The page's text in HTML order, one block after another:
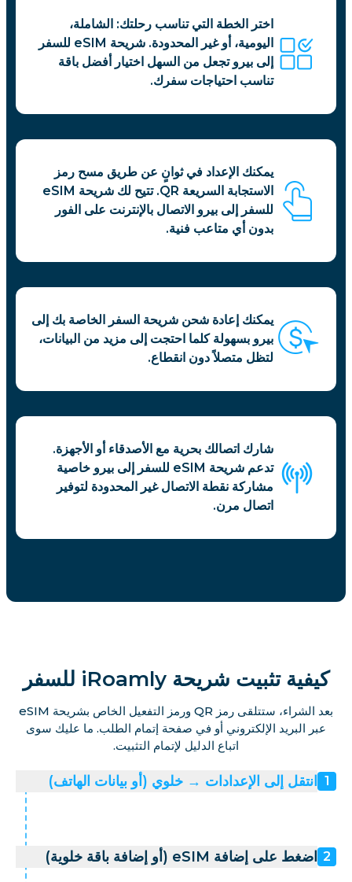
اختر الخطة التي تناسب رحلتك: الشاملة،
اليومية، أو غير المحدودة. شريحة eSIM للسفر
إلى بيرو تجعل من السهل اختيار أفضل باقة
تناسب احتياجات سفرك.
يمكنك الإعداد في ثوانٍ عن طريق مسح رمز
الاستجابة السريعة QR. تتيح لك شريحة eSIM
للسفر إلى بيرو الاتصال بالإنترنت على الفور
بدون أي متاعب فنية.
يمكنك إعادة شحن شريحة السفر الخاصة بك إلى
بيرو بسهولة كلما احتجت إلى مزيد من البيانات،
لتظل متصلاً دون انقطاع.
شارك اتصالك بحرية مع الأصدقاء أو الأجهزة.
تدعم شريحة eSIM للسفر إلى بيرو خاصية
مشاركة نقطة الاتصال غير المحدودة لتوفير
اتصال مرن.
كيفية تثبيت شريحة iRoamly للسفر
بعد الشراء، ستتلقى رمز QR ورمز التفعيل الخاص بشريحة eSIM
عبر البريد الإلكتروني أو في صفحة إتمام الطلب. ما عليك سوى
اتباع الدليل لإتمام التثبيت.
1 انتقل إلى الإعدادات → خلوي (أو بيانات الهاتف)
2 اضغط على إضافة eSIM (أو إضافة باقة خلوية)